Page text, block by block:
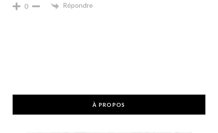
0 Répondre
À PROPOS